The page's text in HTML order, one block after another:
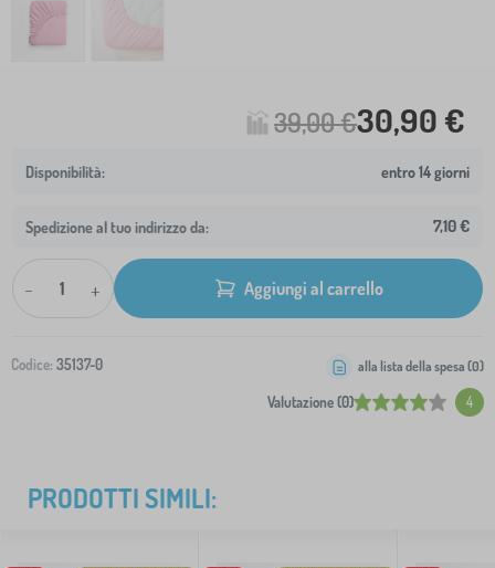
39,00 €30,90 €
entro 14 giorni
Spedizione al tuo indirizzo da: 7,10 €
- + Aggiungi al carrello
Codice: 35137-0
Valutazione (0) 4
alla lista della spesa (0)
PRODOTTI SIMILI: